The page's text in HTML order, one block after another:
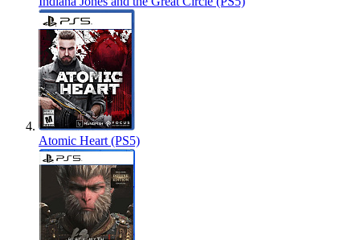
Atomic Heart (PS5)